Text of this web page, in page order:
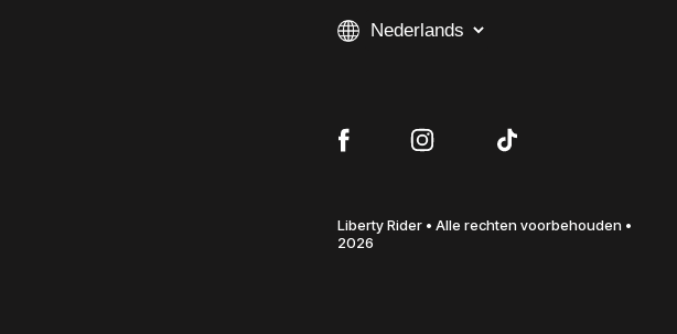
Liberty Rider • Alle rechten voorbehouden •
2026